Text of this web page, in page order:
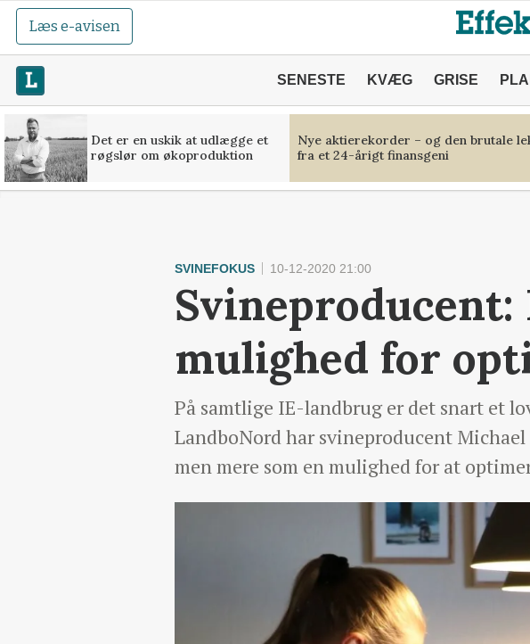
Læs e-avisen
SENESTE KVÆG GRISE
Det er en uskik at udlægge et
røgslør om økoproduktion
Nye aktierekorder – og den brutale
fra et 24-årigt finansgeni
SVINEFOKUS 10-12-2020 21:00
mulighed for
På samtlige IE-landbrug er det snart et
LandboNord har svineproducent
men mere som en mulighed for at